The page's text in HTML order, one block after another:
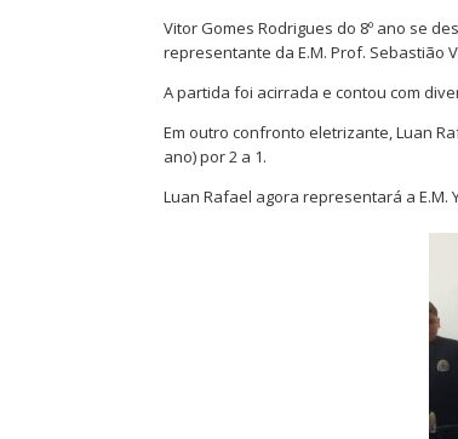
Vitor Gomes Rodrigues do 8º ano se
representante da E.M. Prof. Sebastião
A partida foi acirrada e contou com
Em outro confronto eletrizante, Luan
ano) por 2 a 1.
Luan Rafael agora representará a